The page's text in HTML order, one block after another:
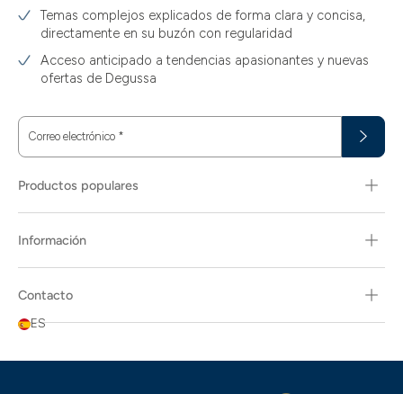
Temas complejos explicados de forma clara y concisa,
directamente en su buzón con regularidad
Acceso anticipado a tendencias apasionantes y nuevas
ofertas de Degussa
Correo electrónico *
Productos populares
Información
Contacto
ES